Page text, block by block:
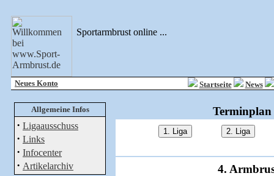
Sportarmbrust online ...
Neues Konto Startseite News
Allgemeine Infos
· Ligaausschuss
· Links
· Infocenter
· Artikelarchiv 4.